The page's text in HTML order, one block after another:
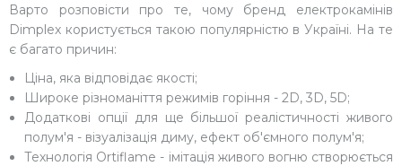
Варто розповісти про те, чому бренд електрокамінів
Dimplex користується такою популярністю в Україні. На те
є багато причин:
Ціна, яка відповідає якості;
Широке різноманіття режимів горіння - 2D, 3D, 5D;
Додаткові опції для ще більшої реалістичності живого
полум'я - візуалізація диму, ефект об'ємного полум'я;
Технологія Ortiflame - імітація живого вогню створюється